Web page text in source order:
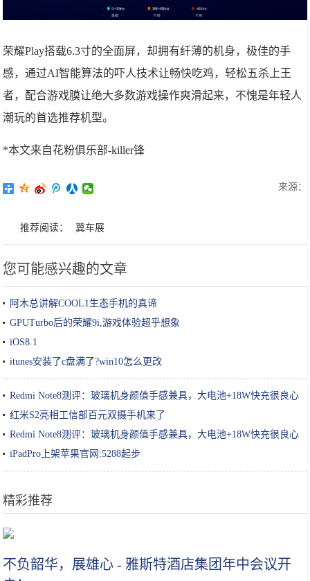
荣耀Play搭载6.3寸的全面屏，却拥有纤薄的机身，极佳的手
感，通过AI智能算法的吓人技术让畅快吃鸡，轻松五杀上王
者，配合游戏膜让绝大多数游戏操作爽滑起来，不愧是年轻人
潮玩的首选推荐机型。
*本文来自花粉俱乐部-killer锋
来源：
推荐阅读： 冀车展
您可能感兴趣的文章
阿木总讲解COOL1生态手机的真谛
GPUTurbo后的荣耀9i,游戏体验超乎想象
iOS8.1
itunes安装了c盘满了?win10怎么更改
Redmi Note8测评：玻璃机身颜值手感兼具，大电池+18W快充很良心
红米S2亮相工信部百元双摄手机来了
Redmi Note8测评：玻璃机身颜值手感兼具，大电池+18W快充很良心
iPadPro上架苹果官网:5288起步
精彩推荐
加了这几样，炒饭鲜香无比，而且色彩搭配清新也能让孩子食欲大增
不负韶华，展雄心 - 雅斯特酒店集团年中会议开